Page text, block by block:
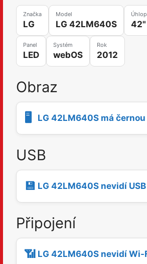
Značka
LG
Model
LG 42LM640S 42"
Panel
LED
Systém
webOS
Rok
2012
Obraz
🖥️ LG 42LM640S má
USB
💾 LG 42LM640S nevidí
Připojení
📶 LG 42LM640S nevidí Wi-